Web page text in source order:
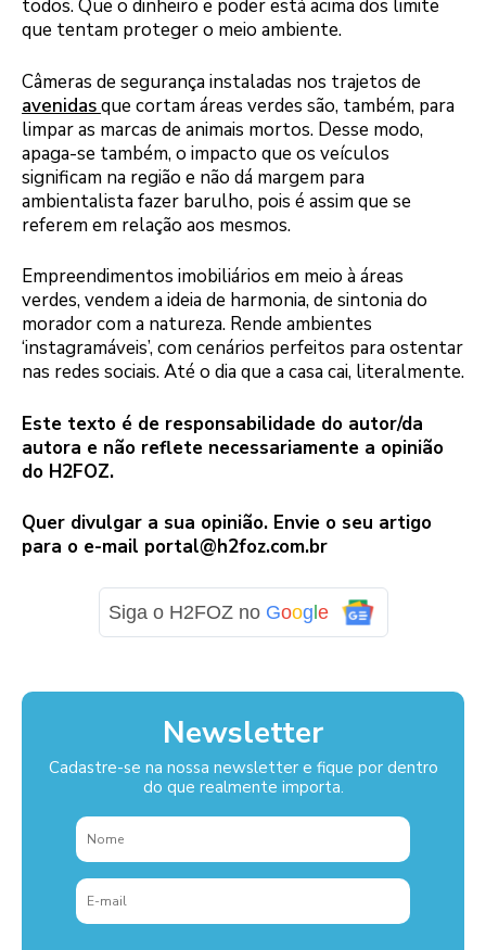
todos. Que o dinheiro e poder está acima dos limite
que tentam proteger o meio ambiente.
Câmeras de segurança instaladas nos trajetos de
avenidasque cortam áreas verdes são, também, para
limpar as marcas de animais mortos. Desse modo,
apaga-se também, o impacto que os veículos
significam na região e não dá margem para
ambientalista fazer barulho, pois é assim que se
referem em relação aos mesmos.
Empreendimentos imobiliários em meio à áreas
verdes, vendem a ideia de harmonia, de sintonia do
morador com a natureza. Rende ambientes
‘instagramáveis’, com cenários perfeitos para ostentar
nas redes sociais. Até o dia que a casa cai, literalmente.
Este texto é de responsabilidade do autor/da
autora e não reflete necessariamente a opinião
do H2FOZ.
Quer divulgar a sua opinião. Envie o seu artigo
para o e-mail portal@h2foz.com.br
Siga o H2FOZ no Google
Newsletter
Cadastre-se na nossa newsletter e fique por dentro
do que realmente importa.